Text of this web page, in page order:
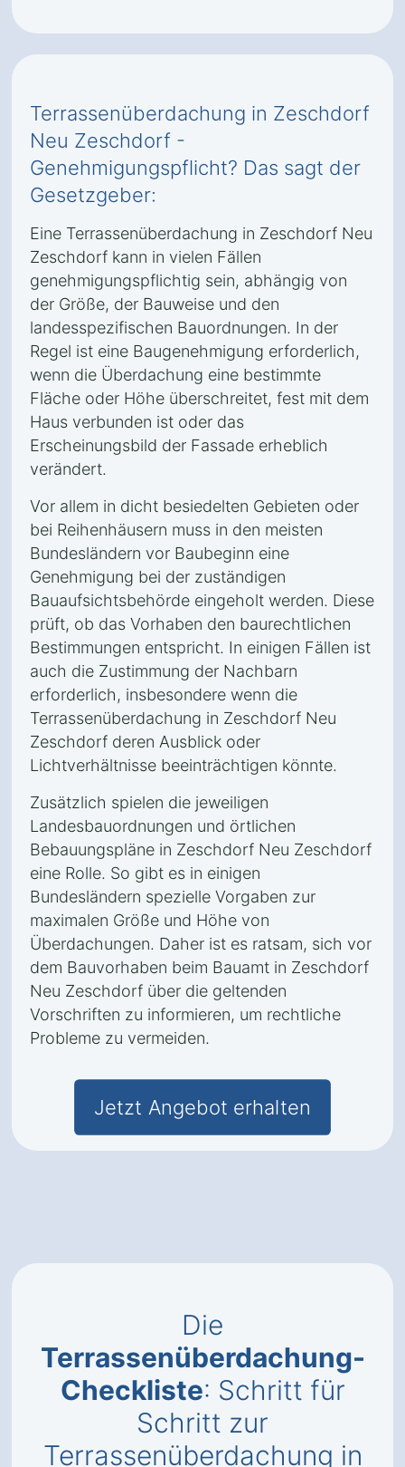
Terrassenüberdachung in Zeschdorf
Neu Zeschdorf -
Genehmigungspflicht? Das sagt der
Gesetzgeber:
Eine Terrassenüberdachung in Zeschdorf Neu
Zeschdorf kann in vielen Fällen
genehmigungspflichtig sein, abhängig von
der Größe, der Bauweise und den
landesspezifischen Bauordnungen. In der
Regel ist eine Baugenehmigung erforderlich,
wenn die Überdachung eine bestimmte
Fläche oder Höhe überschreitet, fest mit dem
Haus verbunden ist oder das
Erscheinungsbild der Fassade erheblich
verändert.
Vor allem in dicht besiedelten Gebieten oder
bei Reihenhäusern muss in den meisten
Bundesländern vor Baubeginn eine
Genehmigung bei der zuständigen
Bauaufsichtsbehörde eingeholt werden. Diese
prüft, ob das Vorhaben den baurechtlichen
Bestimmungen entspricht. In einigen Fällen ist
auch die Zustimmung der Nachbarn
erforderlich, insbesondere wenn die
Terrassenüberdachung in Zeschdorf Neu
Zeschdorf deren Ausblick oder
Lichtverhältnisse beeinträchtigen könnte.
Zusätzlich spielen die jeweiligen
Landesbauordnungen und örtlichen
Bebauungspläne in Zeschdorf Neu Zeschdorf
eine Rolle. So gibt es in einigen
Bundesländern spezielle Vorgaben zur
maximalen Größe und Höhe von
Überdachungen. Daher ist es ratsam, sich vor
dem Bauvorhaben beim Bauamt in Zeschdorf
Neu Zeschdorf über die geltenden
Vorschriften zu informieren, um rechtliche
Probleme zu vermeiden.
Jetzt Angebot erhalten
Die
Terrassenüberdachung-
Checkliste: Schritt für
Schritt zur
Terrassenüberdachung in